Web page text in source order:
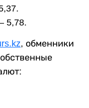
5,78.
, обменники